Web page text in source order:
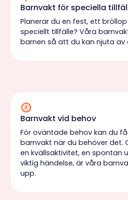
Barnvakt för speciella
Planerar du en fest, ett
speciellt tillfälle? Våra
barnen så att du kan njuta av
Barnvakt vid behov
För oväntade behov kan du
barnvakt när du behöver det.
en kvällsaktivitet, en spontan
viktig händelse, är våra
upp.